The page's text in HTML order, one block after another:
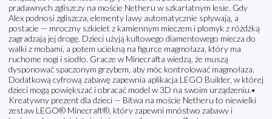
pradawnych zgliszczy na moście Netheru w szkarłatnym lesie. Gdy
Alex podnosi zgliszcza, elementy lawy automatycznie spływają, a
postacie — mroczny szkielet z kamiennym mieczem i płomyk z różdżką
zagradzają jej drogę. Dzieci użyją kultowego diamentowego miecza do
walki z mobami, a potem uciekną na figurce magmołaza, który ma
ruchome nogi i siodło. Gracze w Minecrafta wiedzą, że muszą
dysponować spaczonym grzybem, aby móc kontrolować magmołaza.
Dodatkową cyfrową zabawę zapewnia aplikacja LEGO Builder, w której
dzieci mogą powiększać i obracać model w 3D na swoim urządzeniu.•
Kreatywny prezent dla dzieci — Bitwa na moście Netheru to niewielki
zestaw LEGO® Minecraft®, który zapewni mnóstwo zabawy i